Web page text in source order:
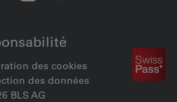
des cookies
des données
BLS AG